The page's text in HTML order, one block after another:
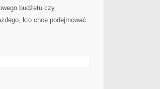
budżetu czy
kto chce podejmować